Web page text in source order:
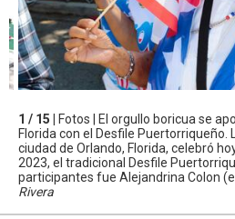
1 / 15 |
Fotos | El orgullo boricua se
Florida con el Desfile Puertorriqueño.
ciudad de Orlando, Florida, celebró
2023, el tradicional Desfile
participantes fue Alejandrina Colon
Rivera